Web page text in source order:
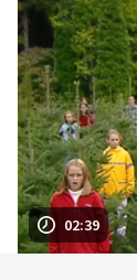
02:39